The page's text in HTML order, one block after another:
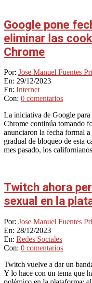
Google pone
eliminar las
Chrome
2023-
12-
29
Por: Jose Manuel Fuentes
En: 29/12/2023
En: Internet
Con: 0 comentarios
La iniciativa de Google para
Chrome continúa tomando
anunciaron la fecha formal
gradual de bloqueo de esta
mes pasado, los
Twitch ahora
sexual en la
2023-
12-
28
Por: Jose Manuel Fuentes
En: 28/12/2023
En: Redes Sociales
Con: 0 comentarios
Twitch vuelve a dar un
Y lo hace con un tema que